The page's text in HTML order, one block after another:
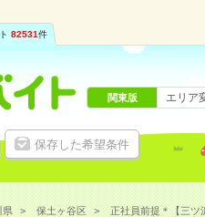
82531件
保存した希望条件
関東版 エリア
県 保土ヶ谷区 正社員前提＊【三ツ